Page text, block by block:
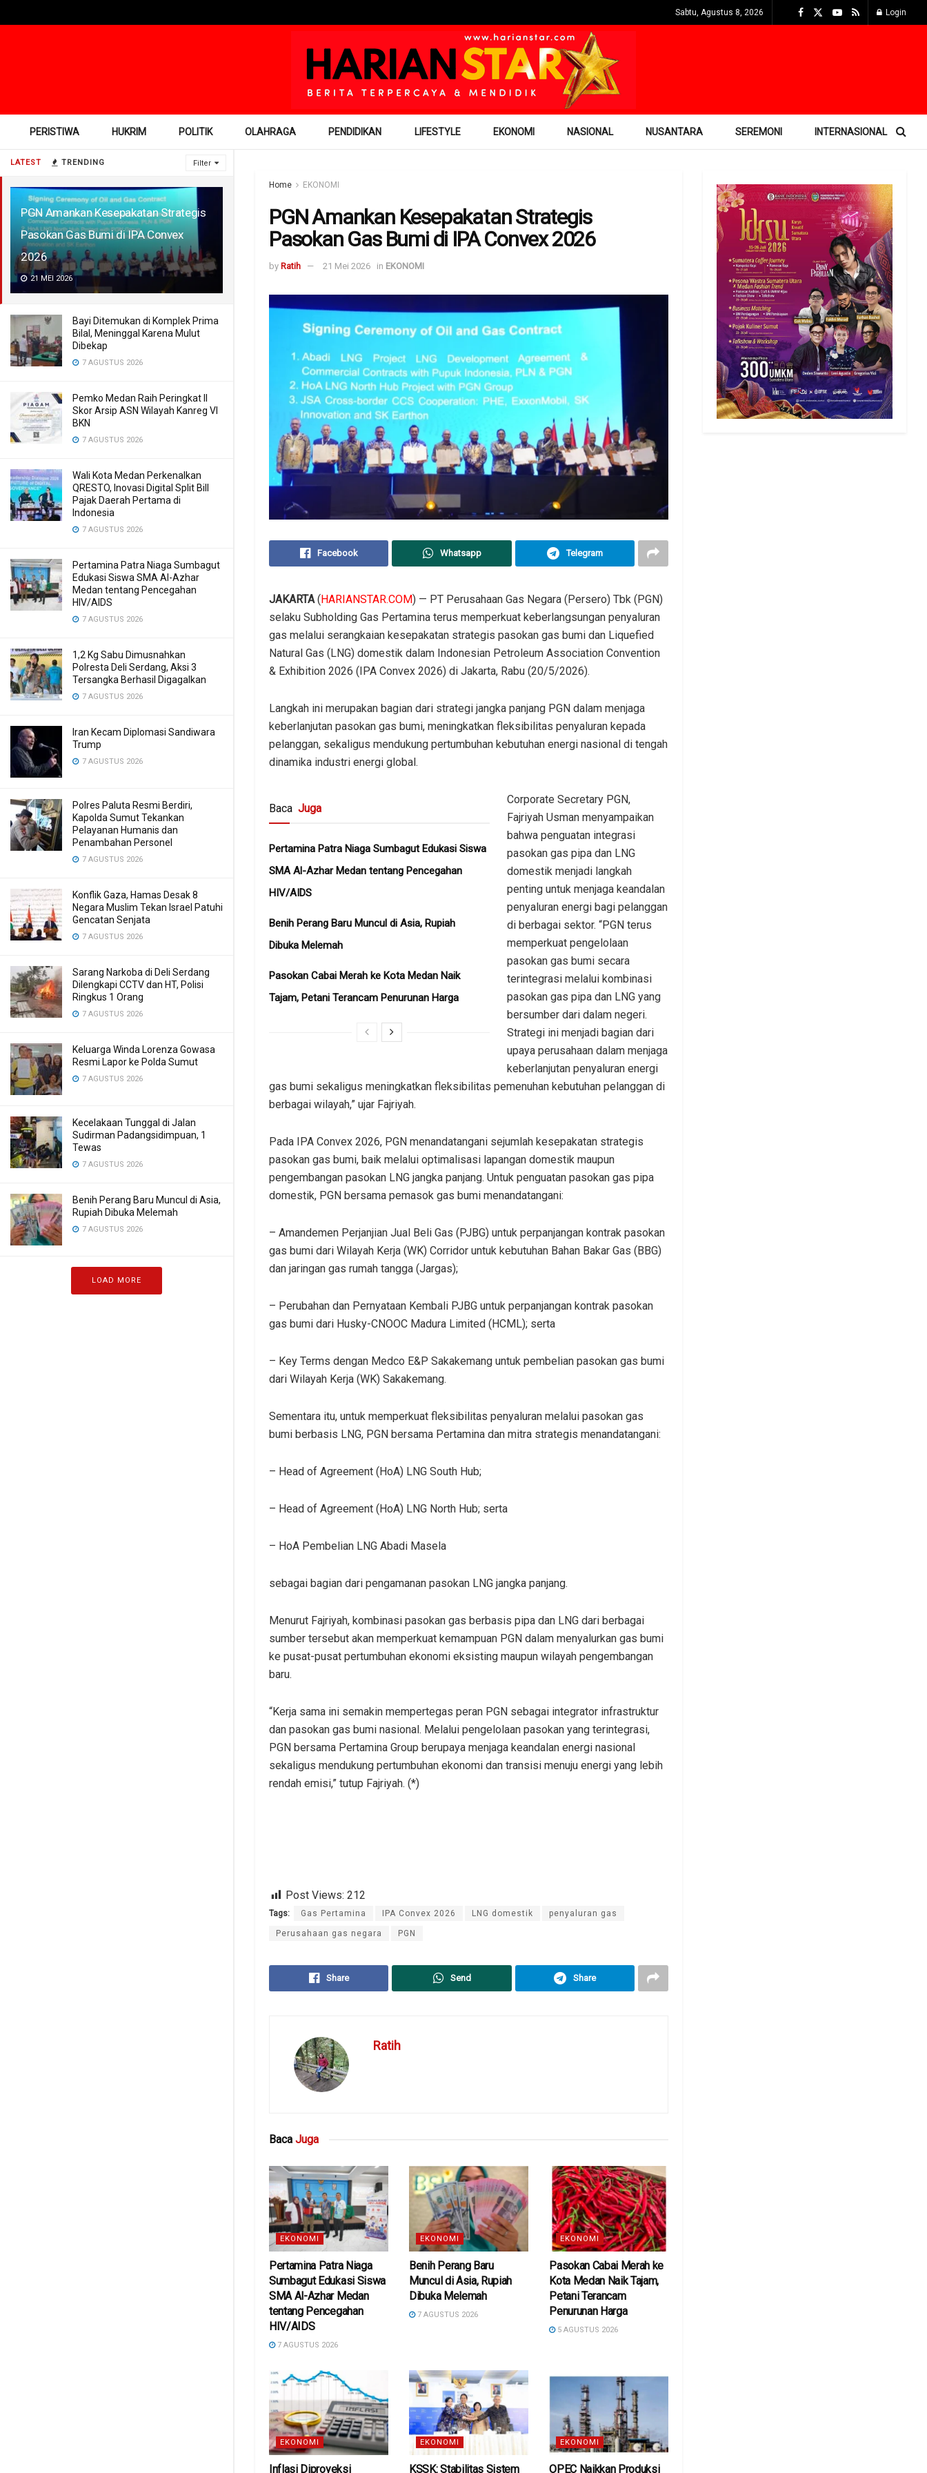
LATEST TRENDING Filter
PGN Amankan Kesepakatan Strategis
Pasokan Gas Bumi di IPA Convex
2026
21 MEI 2026
Bayi Ditemukan di Komplek Prima
Bilal, Meninggal Karena Mulut
Dibekap
7 AGUSTUS 2026
Pemko Medan Raih Peringkat II
Skor Arsip ASN Wilayah Kanreg VI
BKN
7 AGUSTUS 2026
Wali Kota Medan Perkenalkan
QRESTO, Inovasi Digital Split Bill
Pajak Daerah Pertama di
Indonesia
7 AGUSTUS 2026
Pertamina Patra Niaga Sumbagut
Edukasi Siswa SMA Al-Azhar
Medan tentang Pencegahan
HIV/AIDS
7 AGUSTUS 2026
1,2 Kg Sabu Dimusnahkan
Polresta Deli Serdang, Aksi 3
Tersangka Berhasil Digagalkan
7 AGUSTUS 2026
Iran Kecam Diplomasi Sandiwara
Trump
7 AGUSTUS 2026
Polres Paluta Resmi Berdiri,
Kapolda Sumut Tekankan
Pelayanan Humanis dan
Penambahan Personel
7 AGUSTUS 2026
Konflik Gaza, Hamas Desak 8
Negara Muslim Tekan Israel Patuhi
Gencatan Senjata
7 AGUSTUS 2026
Sarang Narkoba di Deli Serdang
Dilengkapi CCTV dan HT, Polisi
Ringkus 1 Orang
7 AGUSTUS 2026
Keluarga Winda Lorenza Gowasa
Resmi Lapor ke Polda Sumut
7 AGUSTUS 2026
Kecelakaan Tunggal di Jalan
Sudirman Padangsidimpuan, 1
Tewas
7 AGUSTUS 2026
Benih Perang Baru Muncul di Asia,
Rupiah Dibuka Melemah
7 AGUSTUS 2026
LOAD MORE
Sabtu, Agustus 8, 2026 Login
PERISTIWA HUKRIM POLITIK OLAHRAGA PENDIDIKAN LIFESTYLE EKONOMI NASIONAL NUSANTARA SEREMONI INTERNASIONAL
Home EKONOMI
PGN Amankan Kesepakatan Strategis
Pasokan Gas Bumi di IPA Convex 2026
by Ratih 21 Mei 2026 in EKONOMI
Facebook Whatsapp Telegram
JAKARTA(HARIANSTAR.COM) — PT Perusahaan Gas Negara (Persero) Tbk (PGN)
selaku Subholding Gas Pertamina terus memperkuat keberlangsungan penyaluran
gas melalui serangkaian kesepakatan strategis pasokan gas bumi dan Liquefied
Natural Gas (LNG) domestik dalam Indonesian Petroleum Association Convention
& Exhibition 2026 (IPA Convex 2026) di Jakarta, Rabu (20/5/2026).
Langkah ini merupakan bagian dari strategi jangka panjang PGN dalam menjaga
keberlanjutan pasokan gas bumi, meningkatkan fleksibilitas penyaluran kepada
pelanggan, sekaligus mendukung pertumbuhan kebutuhan energi nasional di tengah
dinamika industri energi global.
Baca Juga
Pertamina Patra Niaga Sumbagut Edukasi Siswa
SMA Al-Azhar Medan tentang Pencegahan
HIV/AIDS
Benih Perang Baru Muncul di Asia, Rupiah
Dibuka Melemah
Pasokan Cabai Merah ke Kota Medan Naik
Tajam, Petani Terancam Penurunan Harga
Corporate Secretary PGN,
Fajriyah Usman menyampaikan
bahwa penguatan integrasi
pasokan gas pipa dan LNG
domestik menjadi langkah
penting untuk menjaga keandalan
penyaluran energi bagi pelanggan
di berbagai sektor. “PGN terus
memperkuat pengelolaan
pasokan gas bumi secara
terintegrasi melalui kombinasi
pasokan gas pipa dan LNG yang
bersumber dari dalam negeri.
Strategi ini menjadi bagian dari
upaya perusahaan dalam menjaga
keberlanjutan penyaluran energi
gas bumi sekaligus meningkatkan fleksibilitas pemenuhan kebutuhan pelanggan di
berbagai wilayah,” ujar Fajriyah.
Pada IPA Convex 2026, PGN menandatangani sejumlah kesepakatan strategis
pasokan gas bumi, baik melalui optimalisasi lapangan domestik maupun
pengembangan pasokan LNG jangka panjang. Untuk penguatan pasokan gas pipa
domestik, PGN bersama pemasok gas bumi menandatangani:
– Amandemen Perjanjian Jual Beli Gas (PJBG) untuk perpanjangan kontrak pasokan
gas bumi dari Wilayah Kerja (WK) Corridor untuk kebutuhan Bahan Bakar Gas (BBG)
dan jaringan gas rumah tangga (Jargas);
– Perubahan dan Pernyataan Kembali PJBG untuk perpanjangan kontrak pasokan
gas bumi dari Husky-CNOOC Madura Limited (HCML); serta
– Key Terms dengan Medco E&P Sakakemang untuk pembelian pasokan gas bumi
dari Wilayah Kerja (WK) Sakakemang.
Sementara itu, untuk memperkuat fleksibilitas penyaluran melalui pasokan gas
bumi berbasis LNG, PGN bersama Pertamina dan mitra strategis menandatangani:
– Head of Agreement (HoA) LNG South Hub;
– Head of Agreement (HoA) LNG North Hub; serta
– HoA Pembelian LNG Abadi Masela
sebagai bagian dari pengamanan pasokan LNG jangka panjang.
Menurut Fajriyah, kombinasi pasokan gas berbasis pipa dan LNG dari berbagai
sumber tersebut akan memperkuat kemampuan PGN dalam menyalurkan gas bumi
ke pusat-pusat pertumbuhan ekonomi eksisting maupun wilayah pengembangan
baru.
“Kerja sama ini semakin mempertegas peran PGN sebagai integrator infrastruktur
dan pasokan gas bumi nasional. Melalui pengelolaan pasokan yang terintegrasi,
PGN bersama Pertamina Group berupaya menjaga keandalan energi nasional
sekaligus mendukung pertumbuhan ekonomi dan transisi menuju energi yang lebih
rendah emisi,” tutup Fajriyah. (*)
Post Views: 212
Tags: Gas Pertamina IPA Convex 2026 LNG domestik penyaluran gas
Perusahaan gas negara PGN
Share Send Share
Ratih
Baca Juga
EKONOMI
Pertamina Patra Niaga
Sumbagut Edukasi Siswa
SMA Al-Azhar Medan
tentang Pencegahan
HIV/AIDS
7 AGUSTUS 2026
EKONOMI
Benih Perang Baru
Muncul di Asia, Rupiah
Dibuka Melemah
7 AGUSTUS 2026
EKONOMI
Pasokan Cabai Merah ke
Kota Medan Naik Tajam,
Petani Terancam
Penurunan Harga
5 AGUSTUS 2026
EKONOMI
Inflasi Diproyeksi
EKONOMI
KSSK: Stabilitas Sistem
EKONOMI
OPEC Naikkan Produksi